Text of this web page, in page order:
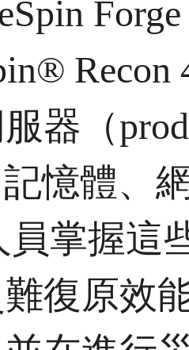
器（
憶體、
員掌握這
復原效